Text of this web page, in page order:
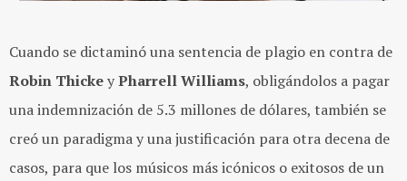
Cuando se dictaminó una sentencia de plagio en contra de
Robin ThickeyPharrellWilliams, obligándolos a pagar
una indemnización de 5.3 millones de dólares, también se
creó un paradigma y una justificación para otra decena de
casos, para que los músicos más icónicos o exitosos de un